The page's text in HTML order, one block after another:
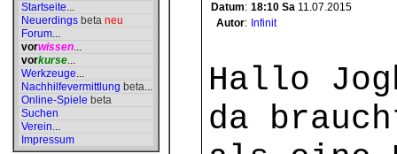
Startseite...
Neuerdings beta neu
Forum...
vorwissen...
vorkurse...
Werkzeuge...
Nachhilfevermittlung beta...
Online-Spiele beta
Suchen
Verein...
Impressum
Datum: 18:10 Sa 11.07.2015
Autor: Infinit
Hallo
da